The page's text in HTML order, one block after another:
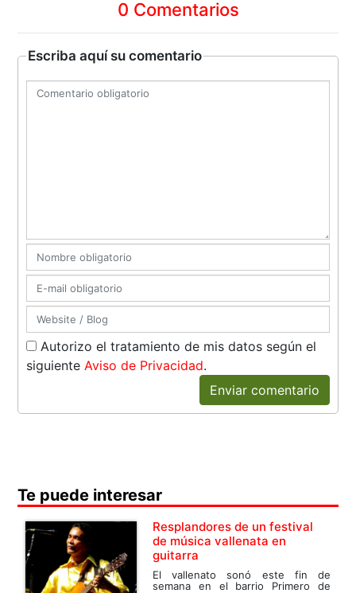
0 Comentarios
Escriba aquí su comentario
Autorizo el tratamiento de mis datos según el
siguienteAviso de Privacidad.
Enviar comentario
Te puede interesar
Resplandores de un festival
de música vallenata en
guitarra
El vallenato sonó este fin de
semana en el barrio Primero de